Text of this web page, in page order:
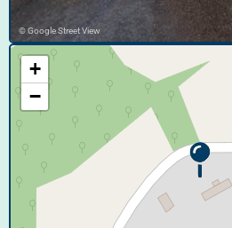
© Google Street View
+
−